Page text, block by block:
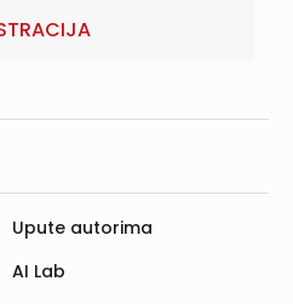
Upute autorima
AI Lab